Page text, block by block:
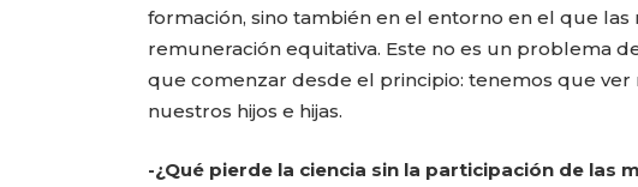
formación, sino también en el entorno en el que
remuneración equitativa. Este no es un problema
que comenzar desde el principio: tenemos que
nuestros hijos e hijas.
-¿Qué pierde la ciencia sin la participación de las